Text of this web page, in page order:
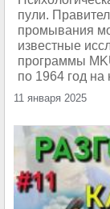
пули.
промывания
известные
программы
по 1964 год
11 января 2025